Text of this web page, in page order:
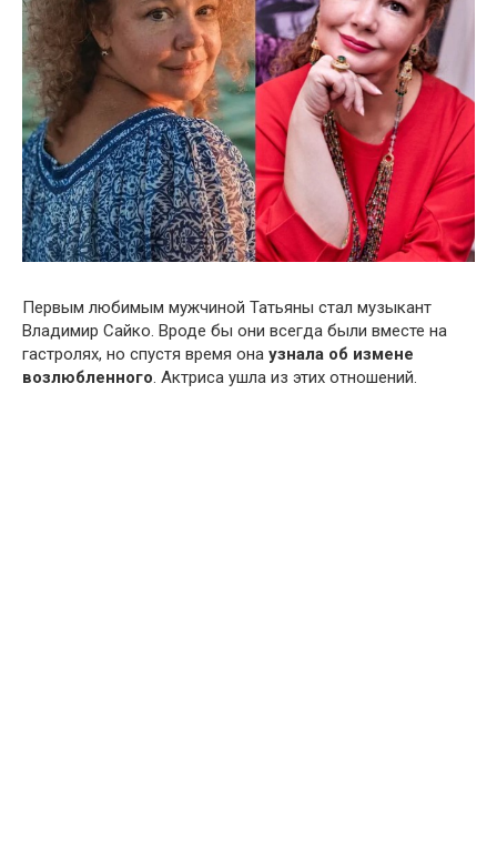
Первым любимым мужчиной Татьяны стал музыкант
Владимир Сайко. Вроде бы они всегда были вместе на
гастролях, но спустя время она узнала об измене
возлюбленного. Актриса ушла из этих отношений.